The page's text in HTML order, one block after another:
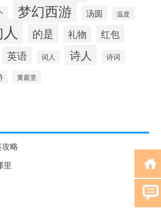
梦幻西游 汤圆 温度
的是 礼物 红包
英语 词人 诗人 诗词
黄庭坚
略
里